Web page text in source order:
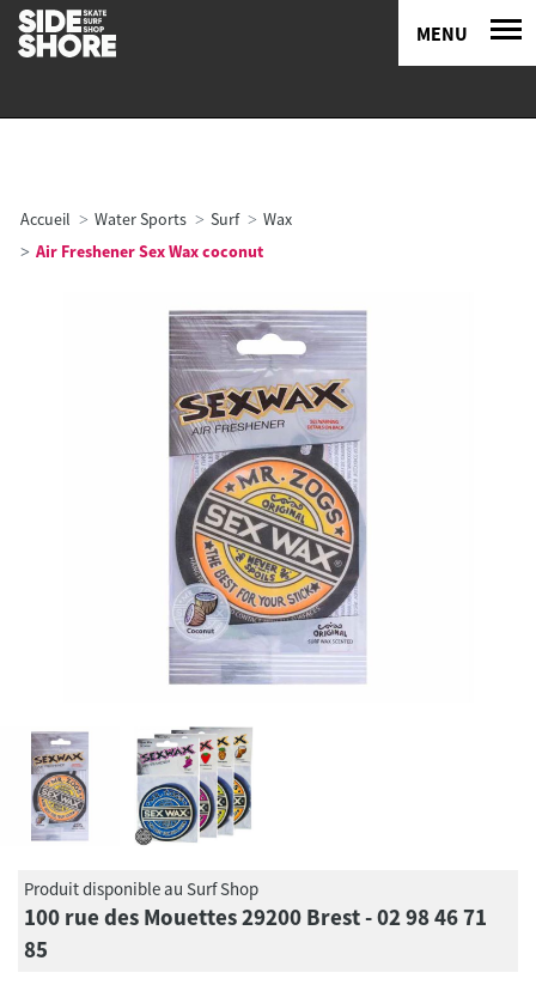
MENU
Accueil Water Sports Surf
Wax
Air Freshener Sex Wax coconut
Produit disponible au Surf Shop
100 rue des Mouettes 29200 Brest - 02 98 46 71
85